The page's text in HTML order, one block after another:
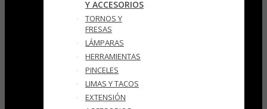
Y ACCESORIOS
TORNOS Y
FRESAS
LÁMPARAS
HERRAMIENTAS
PINCELES
LIMAS Y TACOS
EXTENSIÓN